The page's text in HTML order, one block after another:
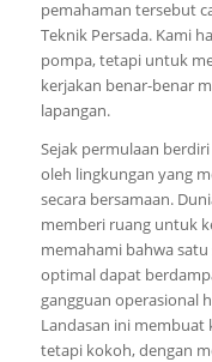
pemahaman tersebut
Teknik Persada. Kami
pompa, tetapi untuk
kerjakan benar-benar
lapangan.
Sejak permulaan
oleh lingkungan yang
secara bersamaan.
memberi ruang untuk
memahami bahwa
optimal dapat
gangguan operasional
Landasan ini membuat
tetapi kokoh, dengan